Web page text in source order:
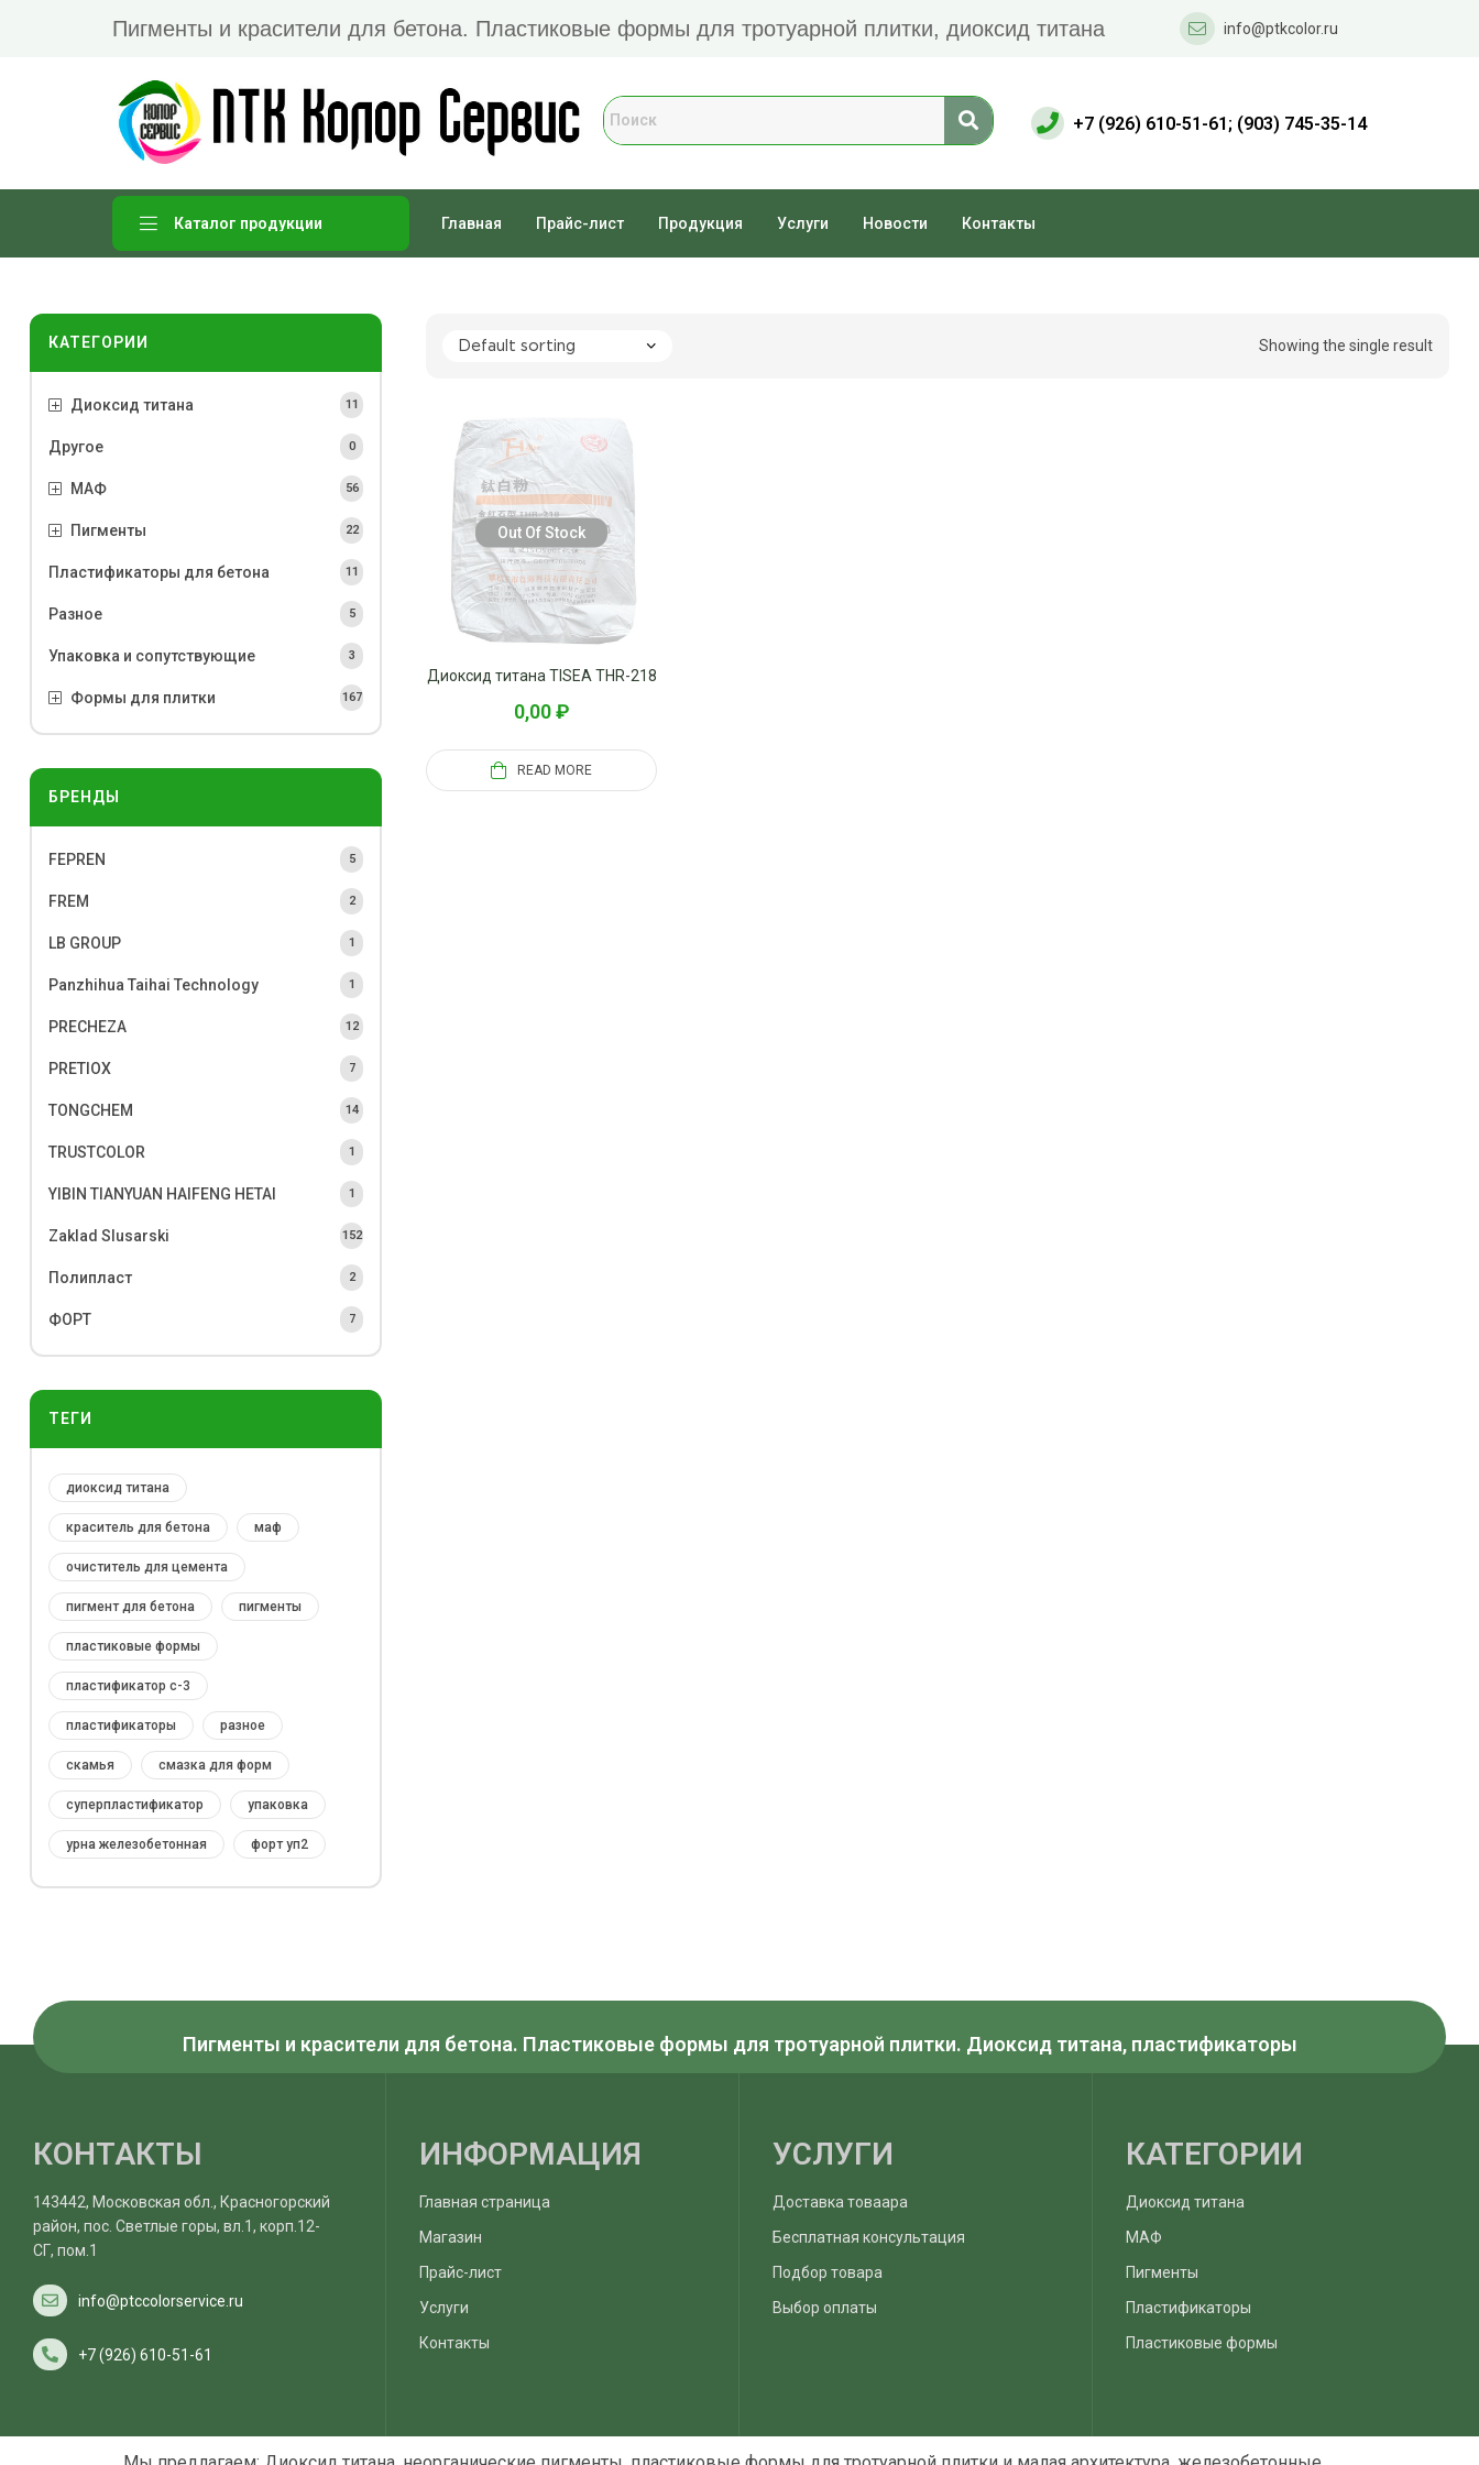
Пигменты и красители для бетона. Пластиковые формы для тротуарной плитки, диоксид титана info@ptkcolor.ru
+7 (926) 610-51-61; (903) 745-35-14
Каталог продукции Главная Прайс-лист Продукция Услуги Новости Контакты
Showing the single result
Out Of Stock
Диоксид титана TISEA THR-218
0,00₽
READ MORE
КАТЕГОРИИ
Диоксид титана 11
Другое 0
МАФ 56
Пигменты 22
Пластификаторы для бетона 11
Разное 5
Упаковка и сопутствующие 3
Формы для плитки 167
БРЕНДЫ
FEPREN 5
FREM 2
LB GROUP 1
Panzhihua Taihai Technology 1
PRECHEZA 12
PRETIOX 7
TONGCHEM 14
TRUSTCOLOR 1
YIBIN TIANYUAN HAIFENG HETAI 1
Zaklad Slusarski 152
Полипласт 2
ФОРТ 7
ТЕГИ
диоксид титана
краситель для бетона маф
очиститель для цемента
пигмент для бетона пигменты
пластиковые формы
пластификатор с-3
пластификаторы разное
скамья смазка для форм
суперпластификатор упаковка
урна железобетонная форт уп2
Пигменты и красители для бетона. Пластиковые формы для тротуарной плитки. Диоксид титана, пластификаторы
КОНТАКТЫ
143442, Московская обл., Красногорский
район, пос. Светлые горы, вл.1, корп.12-
СГ, пом.1
info@ptccolorservice.ru
+7 (926) 610-51-61
ИНФОРМАЦИЯ
Главная страница
Магазин
Прайс-лист
Услуги
Контакты
УСЛУГИ
Доставка товаара
Бесплатная консультация
Подбор товара
Выбор оплаты
КАТЕГОРИИ
Диоксид титана
МАФ
Пигменты
Пластификаторы
Пластиковые формы